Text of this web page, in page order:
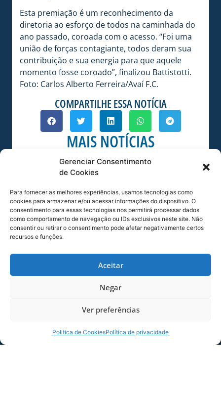
Gerenciar Consentimento
de Cookies
Para fornecer as melhores experiências, usamos tecnologias como
cookies para armazenar e/ou acessar informações do dispositivo. O
consentimento para essas tecnologias nos permitirá processar dados
como comportamento de navegação ou IDs exclusivos neste site. Não
consentir ou retirar o consentimento pode afetar negativamente certos
recursos e funções.
Aceitar
Negar
Ver preferências
Politica de CookiesPolítica de privacidade
Esta premiação é um reconhecimento da
diretoria ao esforço de todos na caminhada do
ano passado, coroada com o acesso. “Foi uma
união de forças contagiante, todos deram sua
contribuição e sua energia para que aquele
momento fosse coroado”, finalizou Battistotti.
Foto: Carlos Alberto Ferreira/Avaí F.C.
COMPARTILHE ESSA NOTÍCIA
MAIS NOTÍCIAS
SERVIÇO DE JOGO: AVAÍ X CRB-AL, PELA
21ª RODADA DA SÉRIE B
Dias dos Pais vem aí, e na terça-feira (11/08)
Precisamos do